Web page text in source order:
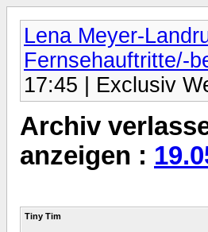
Lena Meyer-
Fernsehauftritte/-
17:45 | Exclusiv
Archiv
anzeigen :
Tiny Tim